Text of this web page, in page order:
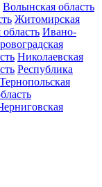
Волынская область
Житомирская
Ивано-
Николаевская
Республика
Тернопольская